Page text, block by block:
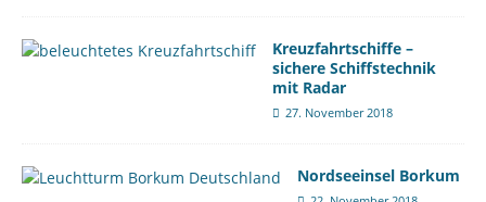
Kreuzfahrtschiffe –
sichere Schiffstechnik
mit Radar
27. November 2018
Nordseeinsel Borkum